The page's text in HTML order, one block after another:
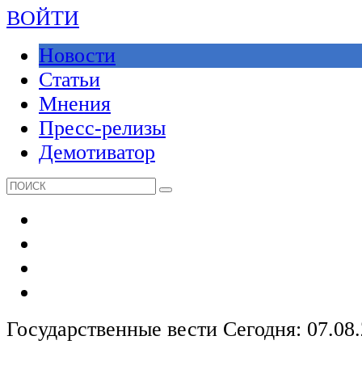
ВОЙТИ
Новости
Статьи
Мнения
Пресс-релизы
Демотиватор
Государственные вести Сегодня: